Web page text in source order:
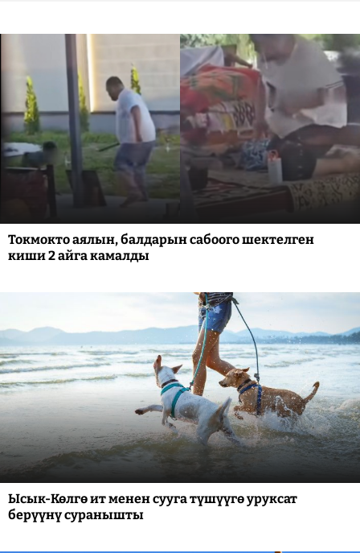
Токмокто аялын, балдарын сабоого шектелген
киши 2 айга камалды
Ысык-Көлгө ит менен сууга түшүүгө уруксат
берүүнү суранышты